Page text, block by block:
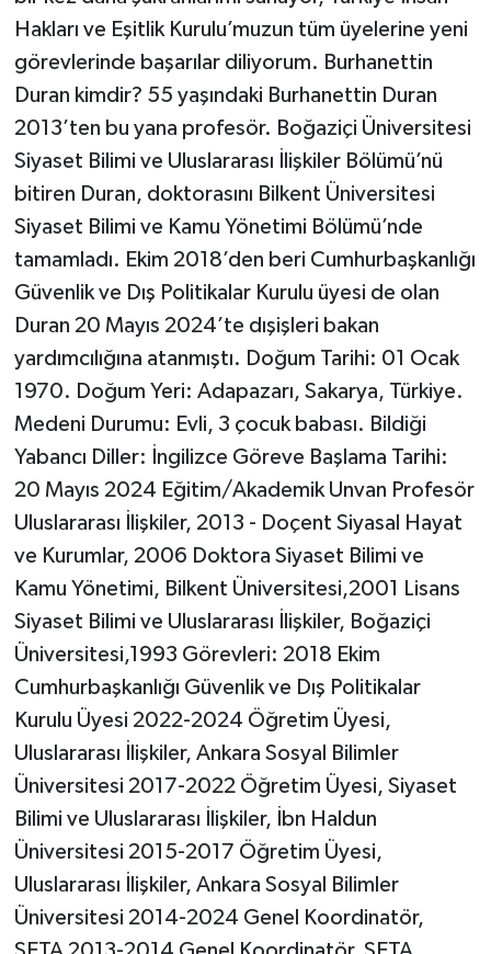
Hakları ve Eşitlik Kurulu’muzun tüm üyelerine yeni
görevlerinde başarılar diliyorum. Burhanettin
Duran kimdir? 55 yaşındaki Burhanettin Duran
2013’ten bu yana profesör. Boğaziçi Üniversitesi
Siyaset Bilimi ve Uluslararası İlişkiler Bölümü’nü
bitiren Duran, doktorasını Bilkent Üniversitesi
Siyaset Bilimi ve Kamu Yönetimi Bölümü’nde
tamamladı. Ekim 2018’den beri Cumhurbaşkanlığı
Güvenlik ve Dış Politikalar Kurulu üyesi de olan
Duran 20 Mayıs 2024’te dışişleri bakan
yardımcılığına atanmıştı. Doğum Tarihi: 01 Ocak
1970. Doğum Yeri: Adapazarı, Sakarya, Türkiye.
Medeni Durumu: Evli, 3 çocuk babası. Bildiği
Yabancı Diller: İngilizce Göreve Başlama Tarihi:
20 Mayıs 2024 Eğitim/Akademik Unvan Profesör
Uluslararası İlişkiler, 2013 - Doçent Siyasal Hayat
ve Kurumlar, 2006 Doktora Siyaset Bilimi ve
Kamu Yönetimi, Bilkent Üniversitesi,2001 Lisans
Siyaset Bilimi ve Uluslararası İlişkiler, Boğaziçi
Üniversitesi,1993 Görevleri: 2018 Ekim
Cumhurbaşkanlığı Güvenlik ve Dış Politikalar
Kurulu Üyesi 2022-2024 Öğretim Üyesi,
Uluslararası İlişkiler, Ankara Sosyal Bilimler
Üniversitesi 2017-2022 Öğretim Üyesi, Siyaset
Bilimi ve Uluslararası İlişkiler, İbn Haldun
Üniversitesi 2015-2017 Öğretim Üyesi,
Uluslararası İlişkiler, Ankara Sosyal Bilimler
Üniversitesi 2014-2024 Genel Koordinatör,